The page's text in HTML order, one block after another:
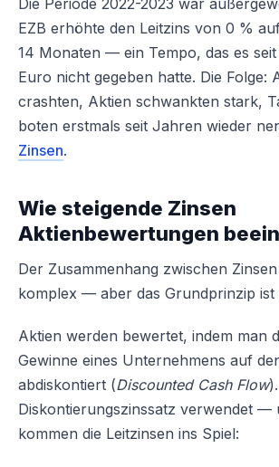
Die Periode 2022-2023 war
EZB erhöhte den Leitzins von 0 %
14 Monaten — ein Tempo, das es
Euro nicht gegeben hatte. Die Folge:
crashten, Aktien schwankten stark,
boten erstmals seit Jahren wieder
Zinsen.
Wie steigende Zinsen
Aktienbewertungen
Der Zusammenhang zwischen
komplex — aber das Grundprinzip ist
Aktien werden bewertet, indem man
Gewinne eines Unternehmens auf
abdiskontiert (Discounted Cash Flow
Diskontierungszinssatz verwendet —
kommen die Leitzinsen ins Spiel: